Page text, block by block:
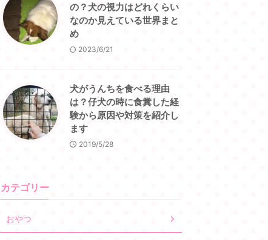
の？犬の視力はどれくらい
なのか見えている世界まと
め
2023/6/21
犬がうんちを食べる理由
は？仔犬の時に食糞した経
験から原因や対策を紹介し
ます
2019/5/28
カテゴリー
おやつ